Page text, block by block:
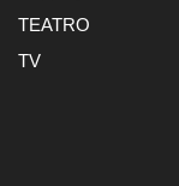
TEATRO
TV